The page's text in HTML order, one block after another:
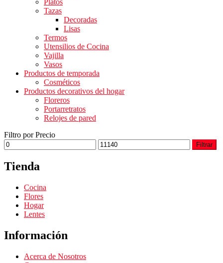
Platos
Tazas
Decoradas
Lisas
Termos
Utensilios de Cocina
Vajilla
Vasos
Productos de temporada
Cosméticos
Productos decorativos del hogar
Floreros
Portarretratos
Relojes de pared
Filtro por Precio
Filtrar
Tienda
Cocina
Flores
Hogar
Lentes
Información
Acerca de Nosotros